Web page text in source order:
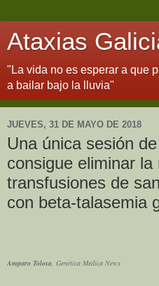
Ataxias
"La vida no es esperar a que
a bailar bajo la lluvia"
JUEVES, 31 DE MAYO DE 2018
Una única sesión
consigue eliminar la
transfusiones de
con beta-talasemia
Amparo Tolosa , Genética Médica News